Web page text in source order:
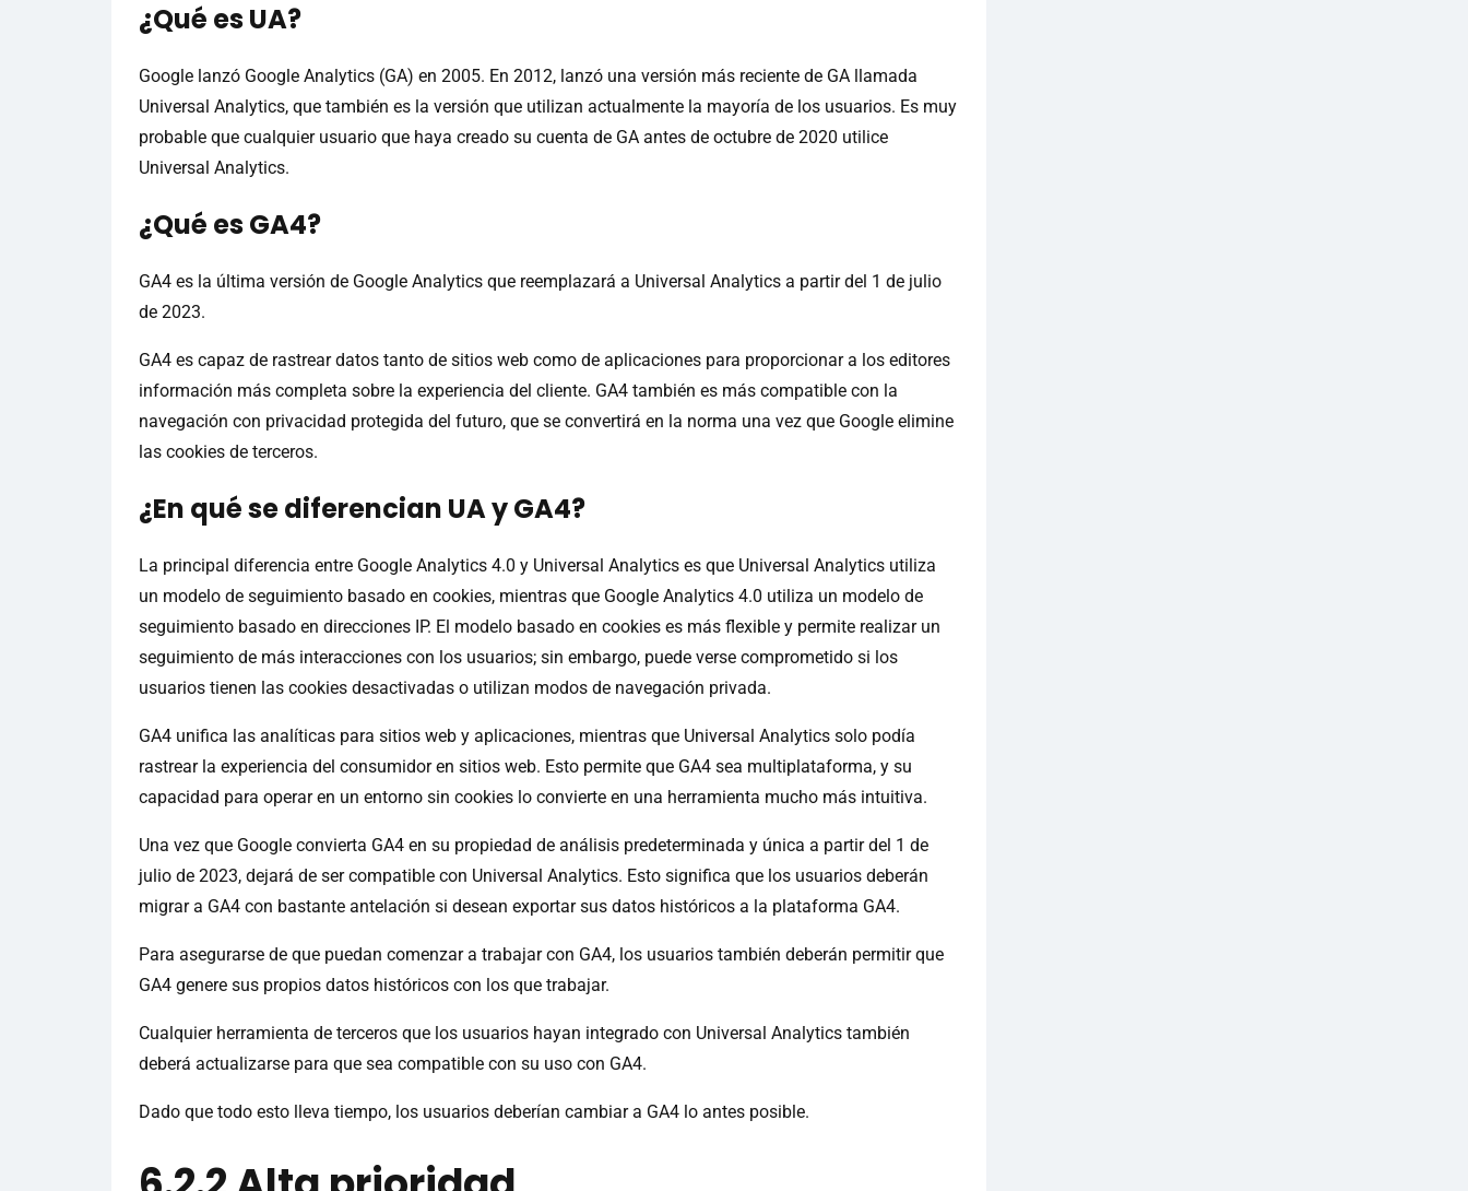
¿Qué es UA?
Google lanzó Google Analytics (GA) en 2005. En 2012, lanzó una versión más reciente de GA llamada
Universal Analytics, que también es la versión que utilizan actualmente la mayoría de los usuarios. Es muy
probable que cualquier usuario que haya creado su cuenta de GA antes de octubre de 2020 utilice
Universal Analytics.
¿Qué es GA4?
GA4 es la última versión de Google Analytics que reemplazará a Universal Analytics a partir del 1 de julio
de 2023.
GA4 es capaz de rastrear datos tanto de sitios web como de aplicaciones para proporcionar a los editores
información más completa sobre la experiencia del cliente. GA4 también es más compatible con la
navegación con privacidad protegida del futuro, que se convertirá en la norma una vez que Google elimine
las cookies de terceros.
¿En qué se diferencian UA y GA4?
La principal diferencia entre Google Analytics 4.0 y Universal Analytics es que Universal Analytics utiliza
un modelo de seguimiento basado en cookies, mientras que Google Analytics 4.0 utiliza un modelo de
seguimiento basado en direcciones IP. El modelo basado en cookies es más flexible y permite realizar un
seguimiento de más interacciones con los usuarios; sin embargo, puede verse comprometido si los
usuarios tienen las cookies desactivadas o utilizan modos de navegación privada.
GA4 unifica las analíticas para sitios web y aplicaciones, mientras que Universal Analytics solo podía
rastrear la experiencia del consumidor en sitios web. Esto permite que GA4 sea multiplataforma, y ​​su
capacidad para operar en un entorno sin cookies lo convierte en una herramienta mucho más intuitiva.
Una vez que Google convierta GA4 en su propiedad de análisis predeterminada y única a partir del 1 de
julio de 2023, dejará de ser compatible con Universal Analytics. Esto significa que los usuarios deberán
migrar a GA4 con bastante antelación si desean exportar sus datos históricos a la plataforma GA4.
Para asegurarse de que puedan comenzar a trabajar con GA4, los usuarios también deberán permitir que
GA4 genere sus propios datos históricos con los que trabajar.
Cualquier herramienta de terceros que los usuarios hayan integrado con Universal Analytics también
deberá actualizarse para que sea compatible con su uso con GA4.
Dado que todo esto lleva tiempo, los usuarios deberían cambiar a GA4 lo antes posible.